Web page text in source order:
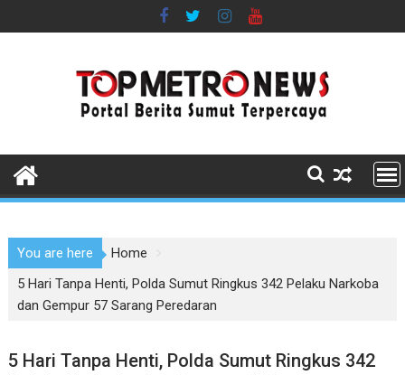
to
You are here
Home
5 Hari Tanpa Henti, Polda Sumut Ringkus 342 Pelaku Narkoba
dan Gempur 57 Sarang Peredaran
5 Hari Tanpa Henti, Polda Sumut Ringkus 342